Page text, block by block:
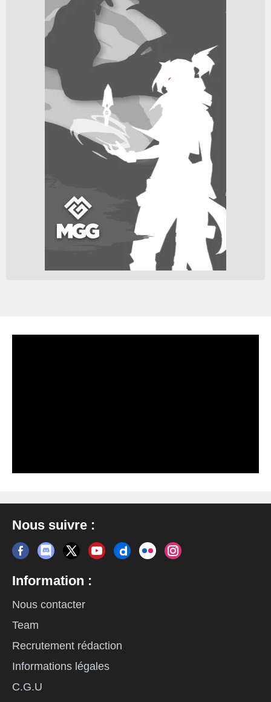
Nous suivre :
Information :
Nous contacter
Team
Recrutement rédaction
Informations légales
C.G.U